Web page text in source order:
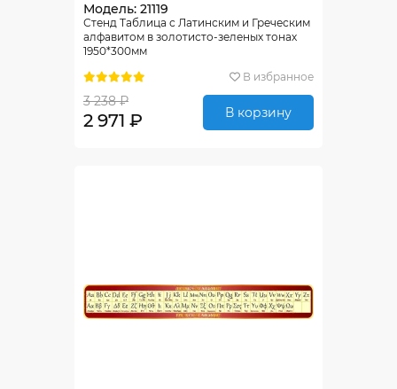
Модель: 21119
Стенд Таблица с Латинским и Греческим
алфавитом в золотисто-зеленых тонах
1950*300мм
В избранное
3 238 ₽
2 971 ₽ В корзину